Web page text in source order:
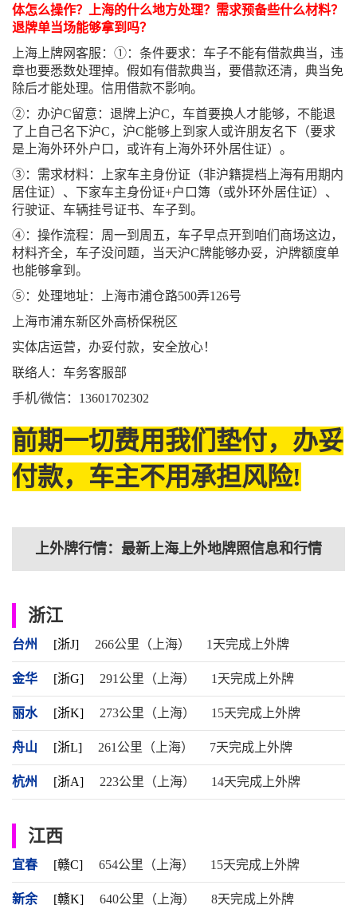
体怎么操作？上海的什么地方处理？需求预备些什么材料？
退牌单当场能够拿到吗？
上海上牌网客服：①：条件要求：车子不能有借款典当，违
章也要悉数处理掉。假如有借款典当，要借款还清，典当免
除后才能处理。信用借款不影响。
②：办沪C留意：退牌上沪C，车首要换人才能够，不能退
了上自己名下沪C，沪C能够上到家人或许朋友名下（要求
是上海外环外户口，或许有上海外环外居住证）。
③：需求材料：上家车主身份证（非沪籍提档上海有用期内
居住证）、下家车主身份证+户口簿（或外环外居住证）、
行驶证、车辆挂号证书、车子到。
④：操作流程：周一到周五，车子早点开到咱们商场这边，
材料齐全，车子没问题，当天沪C牌能够办妥，沪牌额度单
也能够拿到。
⑤：处理地址：上海市浦仓路500弄126号
上海市浦东新区外高桥保税区
实体店运营，办妥付款，安全放心！
联络人：车务客服部
手机/微信：13601702302
前期一切费用我们垫付，办妥
付款，车主不用承担风险!
上外牌行情：最新上海上外地牌照信息和行情
浙江
台州 [浙J] 266公里（上海） 1天完成上外牌
金华 [浙G] 291公里（上海） 1天完成上外牌
丽水 [浙K] 273公里（上海） 15天完成上外牌
舟山 [浙L] 261公里（上海） 7天完成上外牌
杭州 [浙A] 223公里（上海） 14天完成上外牌
江西
宜春 [赣C] 654公里（上海） 15天完成上外牌
新余 [赣K] 640公里（上海） 8天完成上外牌